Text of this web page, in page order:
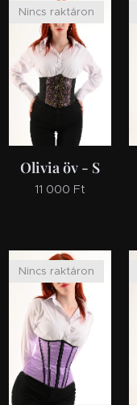
Olivia öv - S
Nincs raktáron
11 000 Ft
Nincs raktáron